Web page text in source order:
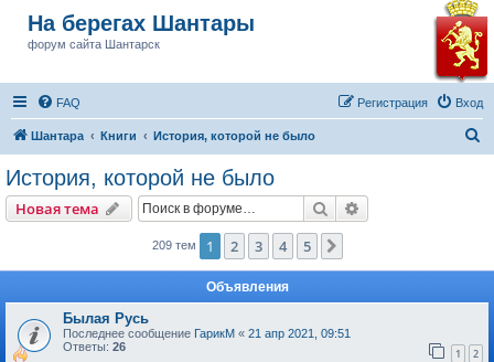
На берегах Шантары
форум сайта Шантарск
FAQ Вход
Регистрация
Шантара Книги История, которой не было
История, которой не было
Новая тема Поиск
209 тем 1 2 3 4 5
Объявления
Былая Русь
Последнее сообщение ГарикМ « 21 апр 2021, 09:51
Ответы: 26 1 2